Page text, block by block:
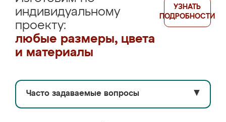
индивидуальному
проекту:
любые размеры, цвета
и материалы
УЗНАТЬ
ПОДРОБНОСТИ
Часто задаваемые вопросы ▼